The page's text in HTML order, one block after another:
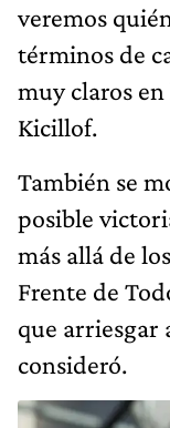
veremos
términos de
muy claros
Kicillof.
También se
posible
más allá de
Frente de
que arriesgar
consideró.